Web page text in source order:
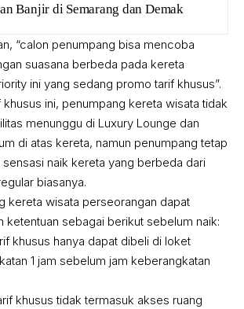
Banjir di Semarang dan Demak
“calon penumpang bisa mencoba
suasana berbeda pada kereta
ini yang sedang promo tarif khusus”.
khusus ini, penumpang kereta wisata tidak
menunggu di Luxury Lounge dan
di atas kereta, namun penumpang tetap
naik kereta yang berbeda dari
biasanya.
kereta wisata perseorangan dapat
ketentuan sebagai berikut sebelum naik:
khusus hanya dapat dibeli di loket
1 jam sebelum jam keberangkatan
khusus tidak termasuk akses ruang